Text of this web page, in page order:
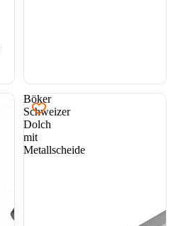
Böker
Schweizer
Dolch
mit
Metallscheide